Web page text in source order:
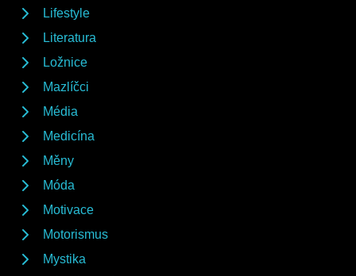
Lifestyle
Literatura
Ložnice
Mazlíčci
Média
Medicína
Měny
Móda
Motivace
Motorismus
Mystika